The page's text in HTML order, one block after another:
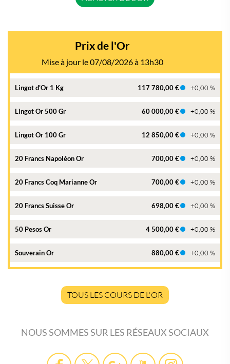
Prix de l'Or
Mise à jour le 07/08/2026 à 13h30
Lingot d'Or 1 Kg 117 780,00 € +0,00 %
Lingot Or 500 Gr 60 000,00 € +0,00 %
Lingot Or 100 Gr 12 850,00 € +0,00 %
20 Francs Napoléon Or 700,00 € +0,00 %
20 Francs Coq Marianne Or 700,00 € +0,00 %
20 Francs Suisse Or 698,00 € +0,00 %
50 Pesos Or 4 500,00 € +0,00 %
Souverain Or 880,00 € +0,00 %
TOUS LES COURS DE L'OR
NOUS SOMMES SUR LES RÉSEAUX SOCIAUX